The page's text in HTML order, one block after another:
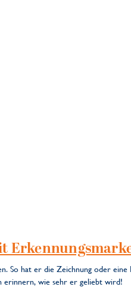
So hat er die Zeichnung oder
erinnern, wie sehr er geliebt wird!